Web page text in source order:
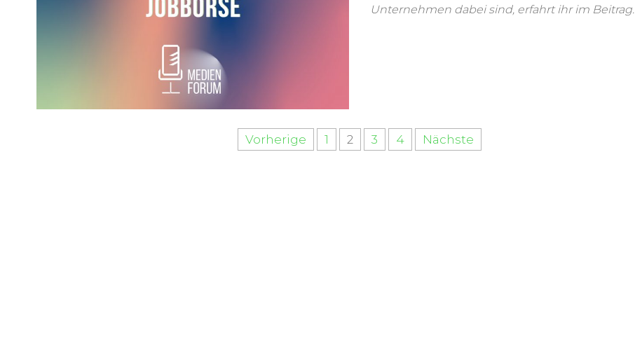
Unternehmen dabei sind, erfahrt ihr im Beitrag.
Vorherige 1 2 3 4 Nächste